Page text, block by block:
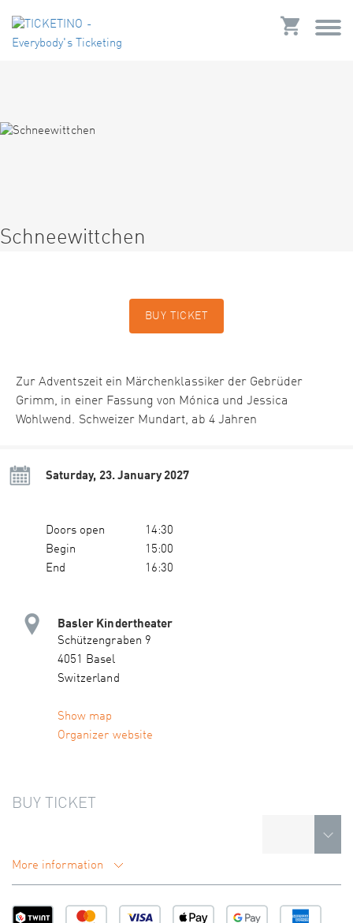
Schneewittchen
BUY TICKET
Zur Adventszeit ein Märchenklassiker der Gebrüder
Grimm, in einer Fassung von Mónica und Jessica
Wohlwend. Schweizer Mundart, ab 4 Jahren
Saturday, 23. January 2027
Doors open
14:30
Begin
15:00
End
16:30
Basler Kindertheater
Schützengraben 9
4051 Basel
Switzerland
Show map
Organizer website
BUY TICKET
More information